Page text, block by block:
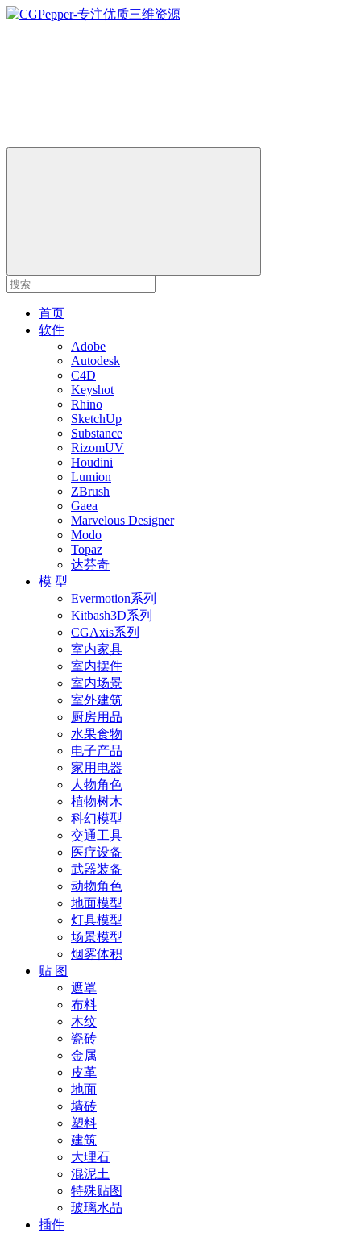
首页
软件
Adobe
Autodesk
C4D
Keyshot
Rhino
SketchUp
Substance
RizomUV
Houdini
Lumion
ZBrush
Gaea
Marvelous Designer
Modo
Topaz
达芬奇
模 型
Evermotion系列
Kitbash3D系列
CGAxis系列
室内家具
室内摆件
室内场景
室外建筑
厨房用品
水果食物
电子产品
家用电器
人物角色
植物树木
科幻模型
交通工具
医疗设备
武器装备
动物角色
地面模型
灯具模型
场景模型
烟雾体积
贴 图
遮罩
布料
木纹
瓷砖
金属
皮革
地面
墙砖
塑料
建筑
大理石
混泥土
特殊贴图
玻璃水晶
插件